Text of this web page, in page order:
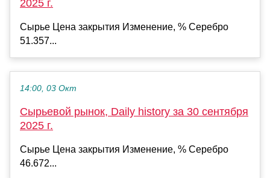
2025 г.
Сырье Цена закрытия Изменение, % Серебро
51.357...
14:00, 03 Окт
Сырьевой рынок, Daily history за 30 сентября
2025 г.
Сырье Цена закрытия Изменение, % Серебро
46.672...